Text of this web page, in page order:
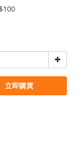
立即購買